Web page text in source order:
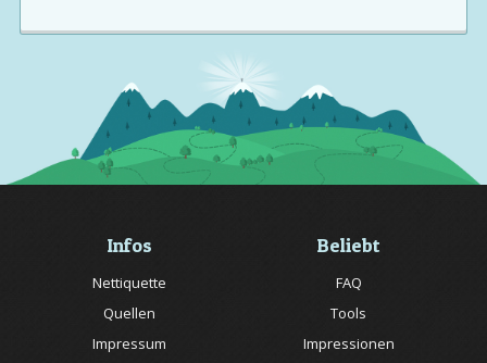
Infos
Nettiquette
Quellen
Impressum
Beliebt
FAQ
Tools
Impressionen